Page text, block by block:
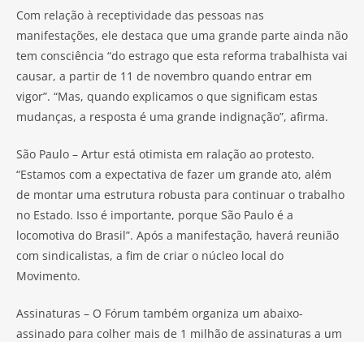
Com relação à receptividade das pessoas nas
manifestações, ele destaca que uma grande parte ainda não
tem consciência “do estrago que esta reforma trabalhista vai
causar, a partir de 11 de novembro quando entrar em
vigor”. “Mas, quando explicamos o que significam estas
mudanças, a resposta é uma grande indignação”, afirma.
São Paulo – Artur está otimista em ralação ao protesto.
“Estamos com a expectativa de fazer um grande ato, além
de montar uma estrutura robusta para continuar o trabalho
no Estado. Isso é importante, porque São Paulo é a
locomotiva do Brasil”. Após a manifestação, haverá reunião
com sindicalistas, a fim de criar o núcleo local do
Movimento.
Assinaturas – O Fórum também organiza um abaixo-
assinado para colher mais de 1 milhão de assinaturas a um